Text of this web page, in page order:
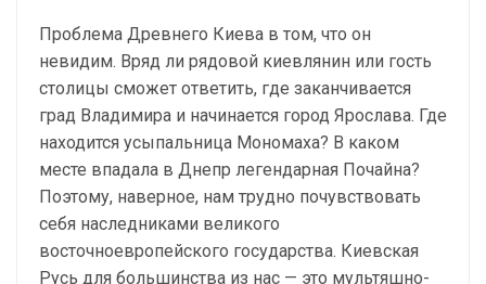
Проблема Древнего Киева в том, что он
невидим. Вряд ли рядовой киевлянин или гость
столицы сможет ответить, где заканчивается
град Владимира и начинается город Ярослава. Где
находится усыпальница Мономаха? В каком
месте впадала в Днепр легендарная Почайна?
Поэтому, наверное, нам трудно почувствовать
себя наследниками великого
восточноевропейского государства. Киевская
Русь для большинства из нас — это мультяшно-